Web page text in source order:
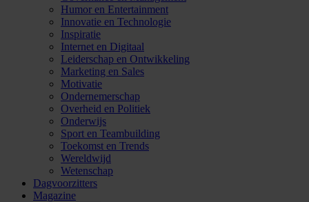
Humor en Entertainment
Innovatie en Technologie
Inspiratie
Internet en Digitaal
Leiderschap en Ontwikkeling
Marketing en Sales
Motivatie
Ondernemerschap
Overheid en Politiek
Onderwijs
Sport en Teambuilding
Toekomst en Trends
Wereldwijd
Wetenschap
Dagvoorzitters
Magazine